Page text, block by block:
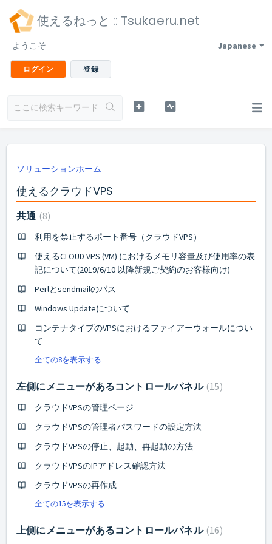
使えるねっと :: Tsukaeru.net
Japanese
ようこそ
ログイン 登録
ソリューションホーム
使えるクラウドVPS
共通 8
利用を禁止するポート番号（クラウドVPS）
使えるCLOUD VPS (VM) におけるメモリ容量及び使用率の表
記について(2019/6/10 以降新規ご契約のお客様向け)
Perlとsendmailのパス
Windows Updateについて
コンテナタイプのVPSにおけるファイアーウォールについ
て
全ての8を表示する
左側にメニューがあるコントロールパネル 15
クラウドVPSの管理ページ
クラウドVPSの管理者パスワードの設定方法
クラウドVPSの停止、起動、再起動の方法
クラウドVPSのIPアドレス確認方法
クラウドVPSの再作成
全ての15を表示する
上側にメニューがあるコントロールパネル 16